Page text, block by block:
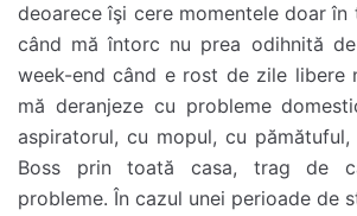
deoarece îşi cere momentele doar în
când mă întorc nu prea odihnită
week-end când e rost de zile libere
mă deranjeze cu probleme
aspiratorul, cu mopul, cu
Boss prin toată casa, trag de
probleme. În cazul unei perioade de